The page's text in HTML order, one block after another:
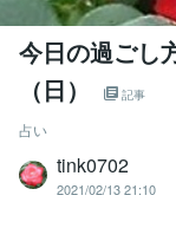
今日の過ごし
（日）
記事
占い
tink0702
2021/02/13 21:10